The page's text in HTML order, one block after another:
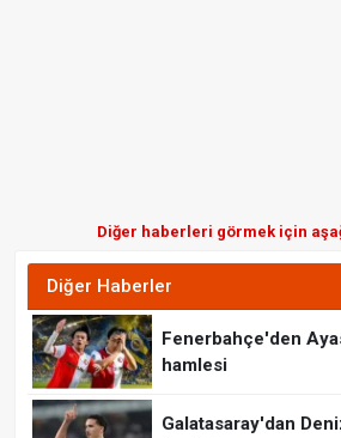
Diğer haberleri görmek için
Diğer Haberler
Fenerbahçe'den
hamlesi
Galatasaray'dan